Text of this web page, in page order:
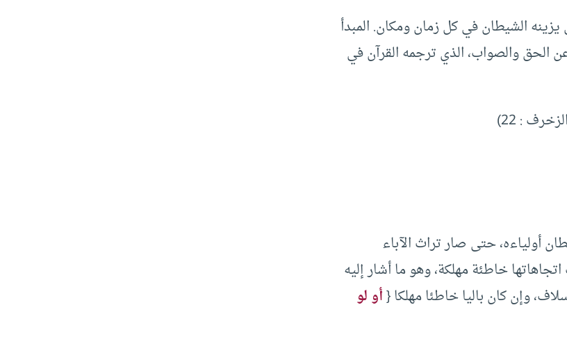
يزينه الشيطان في كل زمان ومكان. المبدأ
الحق والصواب، الذي ترجمه القرآن في
: 22)
أولياءه، حتى صار تراث الآباء
خاطئة مهلكة، وهو ما أشار إليه
وإن كان باليا خاطئا مهلكا {أو لو